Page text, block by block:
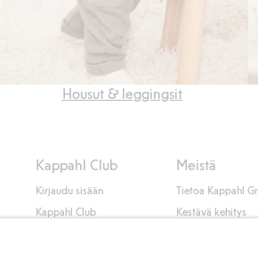
Housut & leggingsit
Kappahl Club
Kirjaudu sisään
Kappahl Club
Meistä
Tietoa Kappahl
Kestävä kehitys